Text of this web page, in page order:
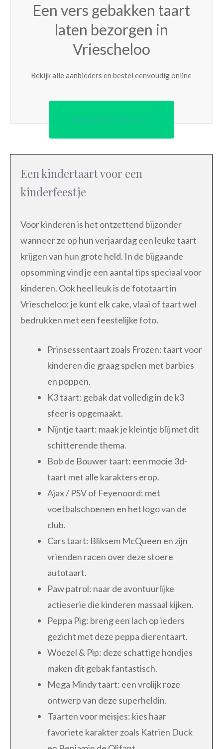
Een vers gebakken taart
laten bezorgen in
Vriescheloo
Bekijk alle aanbieders en bestel eenvoudig online
Vergelijk bakkers
Een kindertaart voor een
kinderfeestje
Voor kinderen is het ontzettend bijzonder
wanneer ze op hun verjaardag een leuke taart
krijgen van hun grote held. In de bijgaande
opsomming vind je een aantal tips speciaal voor
kinderen. Ook heel leuk is de fototaart in
Vriescheloo: je kunt elk cake, vlaai of taart wel
bedrukken met een feestelijke foto.
Prinsessentaart zoals Frozen: taart voor
kinderen die graag spelen met barbies
en poppen.
K3 taart: gebak dat volledig in de k3
sfeer is opgemaakt.
Nijntje taart: maak je kleintje blij met dit
schitterende thema.
Bob de Bouwer taart: een mooie 3d-
taart met alle karakters erop.
Ajax / PSV of Feyenoord: met
voetbalschoenen en het logo van de
club.
Cars taart: Bliksem McQueen en zijn
vrienden racen over deze stoere
autotaart.
Paw patrol: naar de avontuurlijke
actieserie die kinderen massaal kijken.
Peppa Pig: breng een lach op ieders
gezicht met deze peppa dierentaart.
Woezel & Pip: deze schattige hondjes
maken dit gebak fantastisch.
Mega Mindy taart: een vrolijk roze
ontwerp van deze superheldin.
Taarten voor meisjes: kies haar
favoriete karakter zoals Katrien Duck